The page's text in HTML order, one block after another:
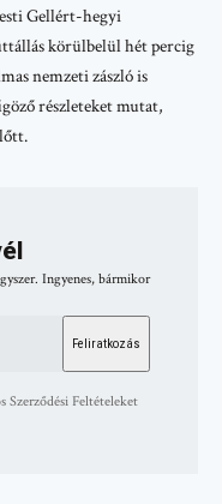
Gellért-hegyi
körülbelül hét percig
nemzeti zászló is
részleteket mutat,
Ingyenes, bármikor
Szerződési Feltételeket